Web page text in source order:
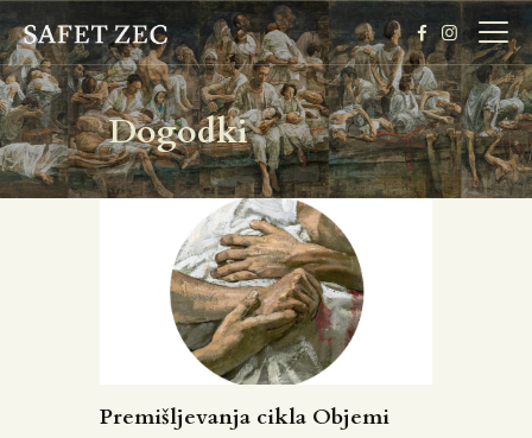
Dogodki
DOMOV
BIOGRAFIJA
O RAZSTAVI
GALERIJA
VSTOPNICE
NOVICE
Premišljevanja cikla Objemi